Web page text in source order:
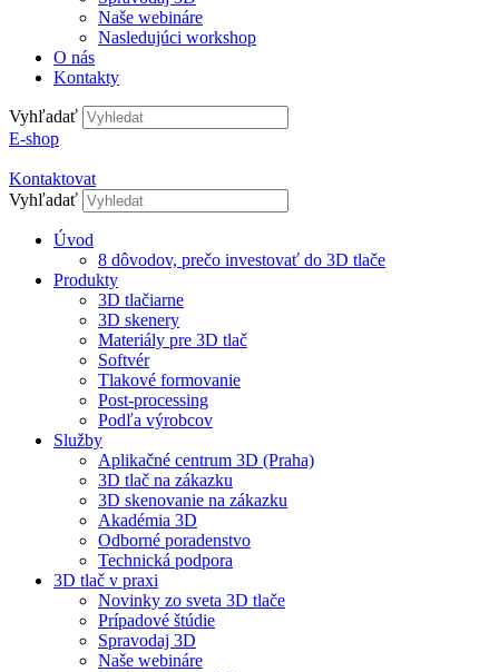
Naše webináre
Nasledujúci workshop
O nás
Kontakty
Vyhľadať
E-shop
Kontaktovat
Vyhľadať
Úvod
8 dôvodov, prečo investovať do 3D tlače
Produkty
3D tlačiarne
3D skenery
Materiály pre 3D tlač
Softvér
Tlakové formovanie
Post-processing
Podľa výrobcov
Služby
Aplikačné centrum 3D (Praha)
3D tlač na zákazku
3D skenovanie na zákazku
Akadémia 3D
Odborné poradenstvo
Technická podpora
3D tlač v praxi
Novinky zo sveta 3D tlače
Prípadové štúdie
Spravodaj 3D
Naše webináre